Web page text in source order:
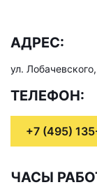
АДРЕС:
ул.
ТЕЛЕФОН:
+7 (495)
ЧАСЫ